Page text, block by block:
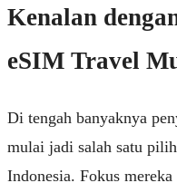
Kenalan
eSIM Travel
Di tengah banyaknya
mulai jadi salah satu
Indonesia. Fokus